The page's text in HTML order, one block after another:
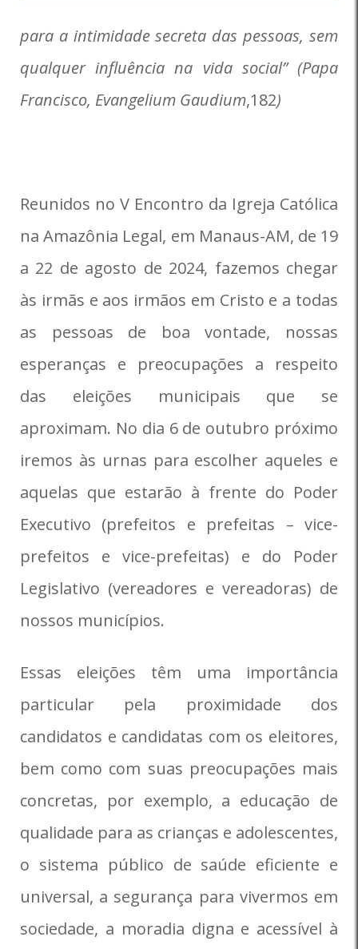
para a intimidade secreta das pessoas, sem
qualquer influência na vida social” (Papa
Francisco, Evangelium Gaudium,182)
Reunidos no V Encontro da Igreja Católica
na Amazônia Legal, em Manaus-AM, de 19
a 22 de agosto de 2024, fazemos chegar
às irmãs e aos irmãos em Cristo e a todas
as pessoas de boa vontade, nossas
esperanças e preocupações a respeito
das eleições municipais que se
aproximam. No dia 6 de outubro próximo
iremos às urnas para escolher aqueles e
aquelas que estarão à frente do Poder
Executivo (prefeitos e prefeitas – vice-
prefeitos e vice-prefeitas) e do Poder
Legislativo (vereadores e vereadoras) de
nossos municípios.
Essas eleições têm uma importância
particular pela proximidade dos
candidatos e candidatas com os eleitores,
bem como com suas preocupações mais
concretas, por exemplo, a educação de
qualidade para as crianças e adolescentes,
o sistema público de saúde eficiente e
universal, a segurança para vivermos em
sociedade, a moradia digna e acessível à